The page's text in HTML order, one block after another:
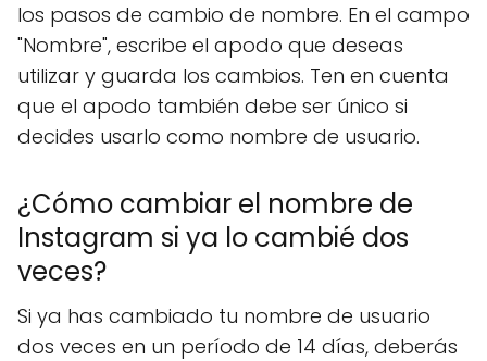
los pasos de cambio de nombre. En el campo
"Nombre", escribe el apodo que deseas
utilizar y guarda los cambios. Ten en cuenta
que el apodo también debe ser único si
decides usarlo como nombre de usuario.
¿Cómo cambiar el nombre de
Instagram si ya lo cambié dos
veces?
Si ya has cambiado tu nombre de usuario
dos veces en un período de 14 días, deberás